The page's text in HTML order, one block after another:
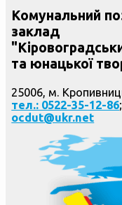
Комунальний
заклад
та юнацької
25006, м.
тел.: 0522-35-12-86;
ocdut@ukr.net